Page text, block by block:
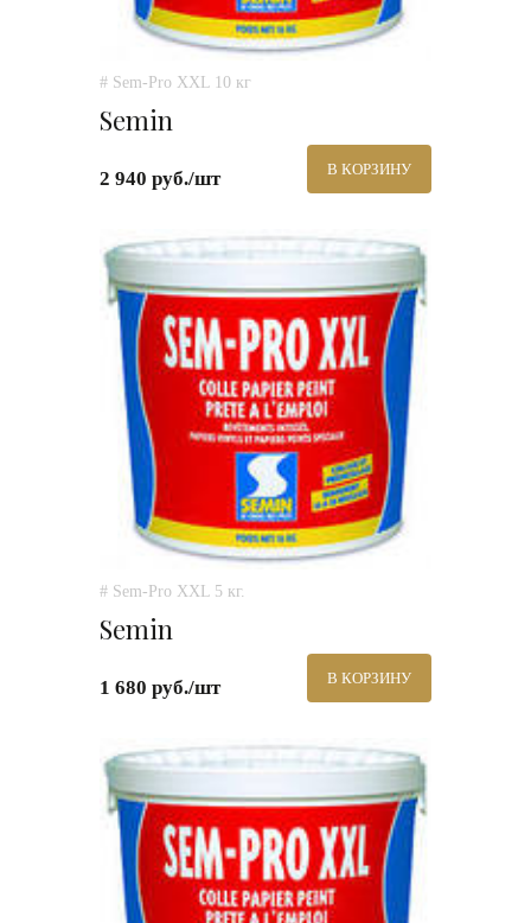
# Sem-Pro XXL 10 кг
Semin
2 940 руб./шт В КОРЗИНУ
# Sem-Pro XXL 5 кг.
Semin
1 680 руб./шт В КОРЗИНУ